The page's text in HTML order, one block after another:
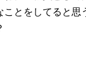
ことをしてると思